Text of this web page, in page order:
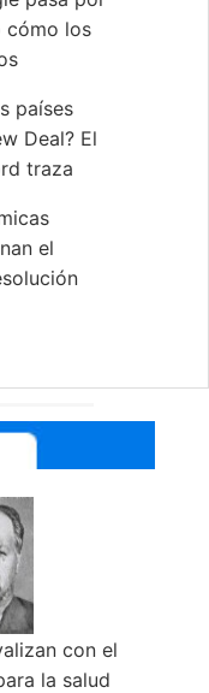
cómo los
países
Deal? El
traza
el
con el
la salud